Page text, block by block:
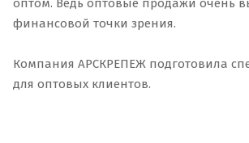
оптом. Ведь оптовые продажи очень
финансовой точки зрения.
Компания АРСКРЕПЕЖ подготовила
для оптовых клиентов.